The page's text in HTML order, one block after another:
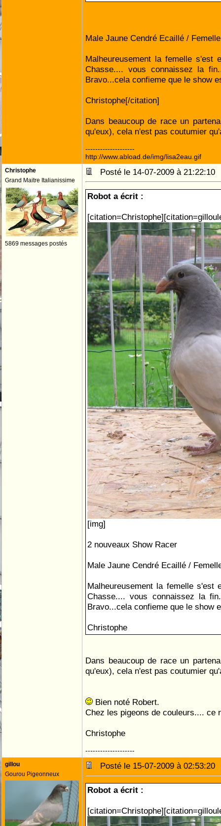
Male Jaune Cendré Ecaillé /
Malheureusement la femelle s'est
Chasse.... vous connaissez la
Bravo...cela confieme que le show
Christophe[/citation]
Dans beaucoup de race un
qu'eux), cela n'est pas coutumier
--------------------
http://www.abload.de/img/lisa2eau.gif
Christophe
Grand Maitre Italianissime
5869 messages postés
Posté le 14-07-2009 à
Robot a écrit :
[img]
2 nouveaux Show Racer
Male Jaune Cendré Ecaillé /
Malheureusement la femelle s'est
Chasse.... vous connaissez la
Bravo...cela confieme que le show
Christophe
Dans beaucoup de race un
qu'eux), cela n'est pas coutumier
Bien noté Robert.
Chez les pigeons de couleurs....
Christophe
--------------------
gillou
Gourou Pigeonneux
Posté le 15-07-2009 à
Robot a écrit :